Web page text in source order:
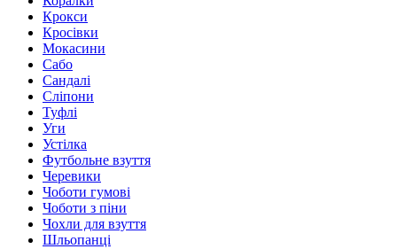
Крокси
Кросівки
Мокасини
Сабо
Сандалі
Сліпони
Туфлі
Уги
Устілка
Футбольне взуття
Черевики
Чоботи гумові
Чоботи з піни
Чохли для взуття
Шльопанці